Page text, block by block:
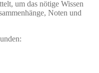
um das nötige Wissen
Noten und